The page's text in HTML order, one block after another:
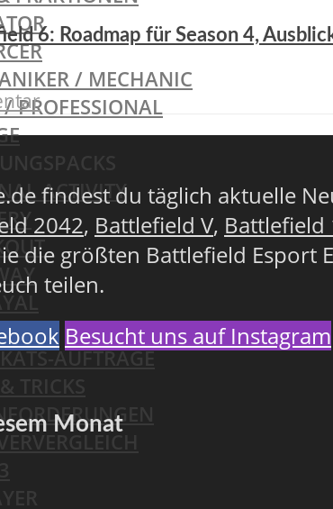
/ MECHANIC
PROFESSIONAL
ACTIVITY
AUFTRÄGE
6: Roadmap für Season 4,
findest du täglich aktuelle
2042, Battlefield V, Battlefield
die größten Battlefield Esport
teilen.
Besucht uns auf Instagram
Monat